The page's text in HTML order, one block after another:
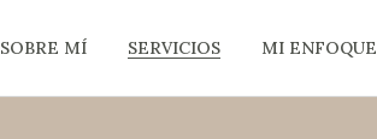
SOBRE MÍ SERVICIOS MI ENFOQUE